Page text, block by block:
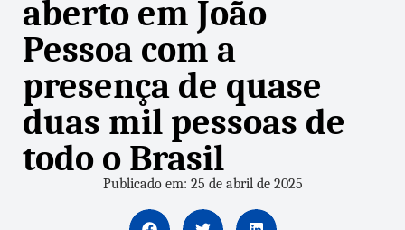
aberto em João
Pessoa com a
presença de quase
duas mil pessoas de
todo o Brasil
Publicado em: 25 de abril de 2025